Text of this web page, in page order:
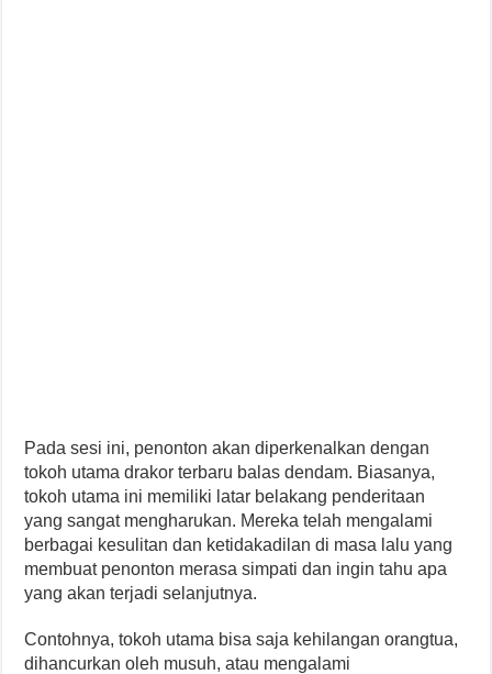
Pada sesi ini, penonton akan diperkenalkan dengan
tokoh utama drakor terbaru balas dendam. Biasanya,
tokoh utama ini memiliki latar belakang penderitaan
yang sangat mengharukan. Mereka telah mengalami
berbagai kesulitan dan ketidakadilan di masa lalu yang
membuat penonton merasa simpati dan ingin tahu apa
yang akan terjadi selanjutnya.
Contohnya, tokoh utama bisa saja kehilangan orangtua,
dihancurkan oleh musuh, atau mengalami